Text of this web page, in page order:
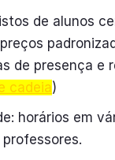
de alunos
de presença e
cadeia)
horários em